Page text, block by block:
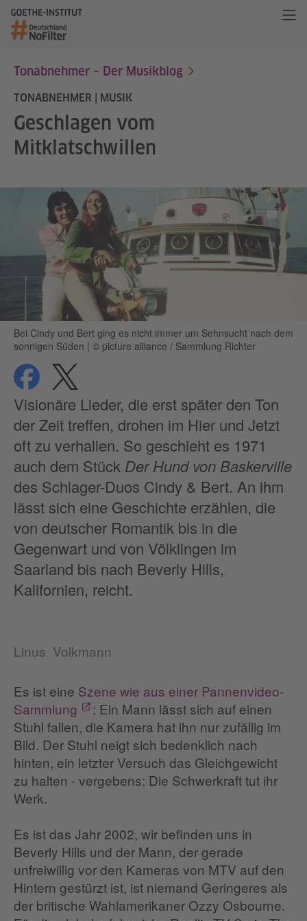
Tonabnehmer – Der Musikblog
TONABNEHMER | MUSIK
Geschlagen vom
Mitklatschwillen
Bei Cindy und Bert ging es nicht immer um Sehnsucht nach dem
sonnigen Süden | © picture alliance / Sammlung Richter
teilen teilen
Visionäre Lieder, die erst später den Ton
der Zeit treffen, drohen im Hier und Jetzt
oft zu verhallen. So geschieht es 1971
auch dem Stück Der Hund von Baskerville
des Schlager-Duos Cindy & Bert. An ihm
lässt sich eine Geschichte erzählen, die
von deutscher Romantik bis in die
Gegenwart und von Völklingen im
Saarland bis nach Beverly Hills,
Kalifornien, reicht.
Linus Volkmann
Es ist eine Szene wie aus einer Pannenvideo-
Sammlung
: Ein Mann lässt sich auf einen
Stuhl fallen, die Kamera hat ihn nur zufällig im
Bild. Der Stuhl neigt sich bedenklich nach
hinten, ein letzter Versuch das Gleichgewicht
zu halten - vergebens: Die Schwerkraft tut ihr
Werk.
Es ist das Jahr 2002, wir befinden uns in
Beverly Hills und der Mann, der gerade
unfreiwillig vor den Kameras von MTV auf den
Hintern gestürzt ist, ist niemand Geringeres als
der britische Wahlamerikaner Ozzy Osbourne.